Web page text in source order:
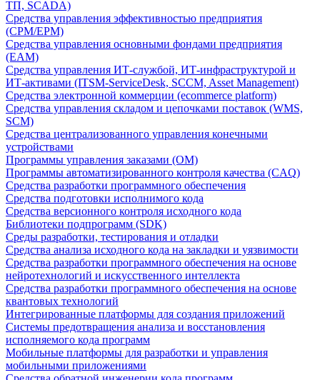
ТП, SCADA)
Средства управления эффективностью предприятия
(CPM/EPM)
Средства управления основными фондами предприятия
(EAM)
Средства управления ИТ-службой, ИТ-инфраструктурой и
ИТ-активами (ITSM-ServiceDesk, SCCM, Asset Management)
Средства электронной коммерции (ecommerce platform)
Средства управления складом и цепочками поставок (WMS,
SCM)
Средства централизованного управления конечными
устройствами
Программы управления заказами (OM)
Программы автоматизированного контроля качества (CAQ)
Средства разработки программного обеспечения
Средства подготовки исполнимого кода
Средства версионного контроля исходного кода
Библиотеки подпрограмм (SDK)
Среды разработки, тестирования и отладки
Средства анализа исходного кода на закладки и уязвимости
Средства разработки программного обеспечения на основе
нейротехнологий и искусственного интеллекта
Средства разработки программного обеспечения на основе
квантовых технологий
Интегрированные платформы для создания приложений
Системы предотвращения анализа и восстановления
исполняемого кода программ
Мобильные платформы для разработки и управления
мобильными приложениями